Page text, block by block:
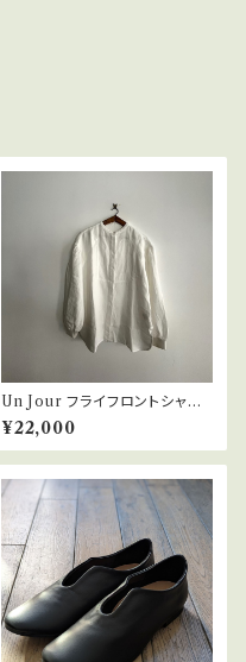
Un Jour フライフロントシャ
ツ UJ-Fhk001
¥22,000